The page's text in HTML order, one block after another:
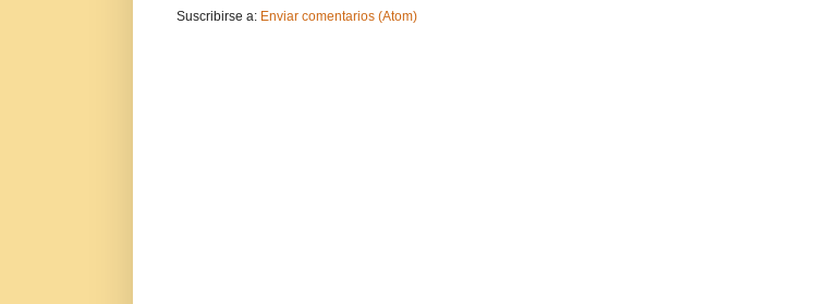
Suscribirse a: Enviar comentarios (Atom)